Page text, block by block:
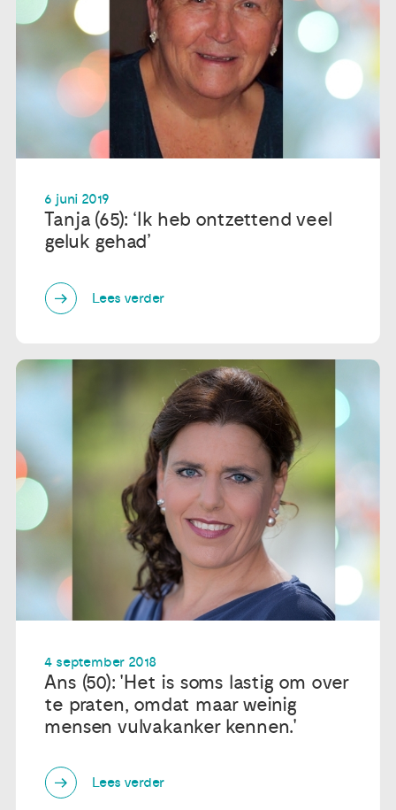
6 juni 2019
Tanja (65): ‘Ik heb ontzettend veel
geluk gehad’
Lees verder
4 september 2018
Ans (50): 'Het is soms lastig om over
te praten, omdat maar weinig
mensen vulvakanker kennen.'
Lees verder